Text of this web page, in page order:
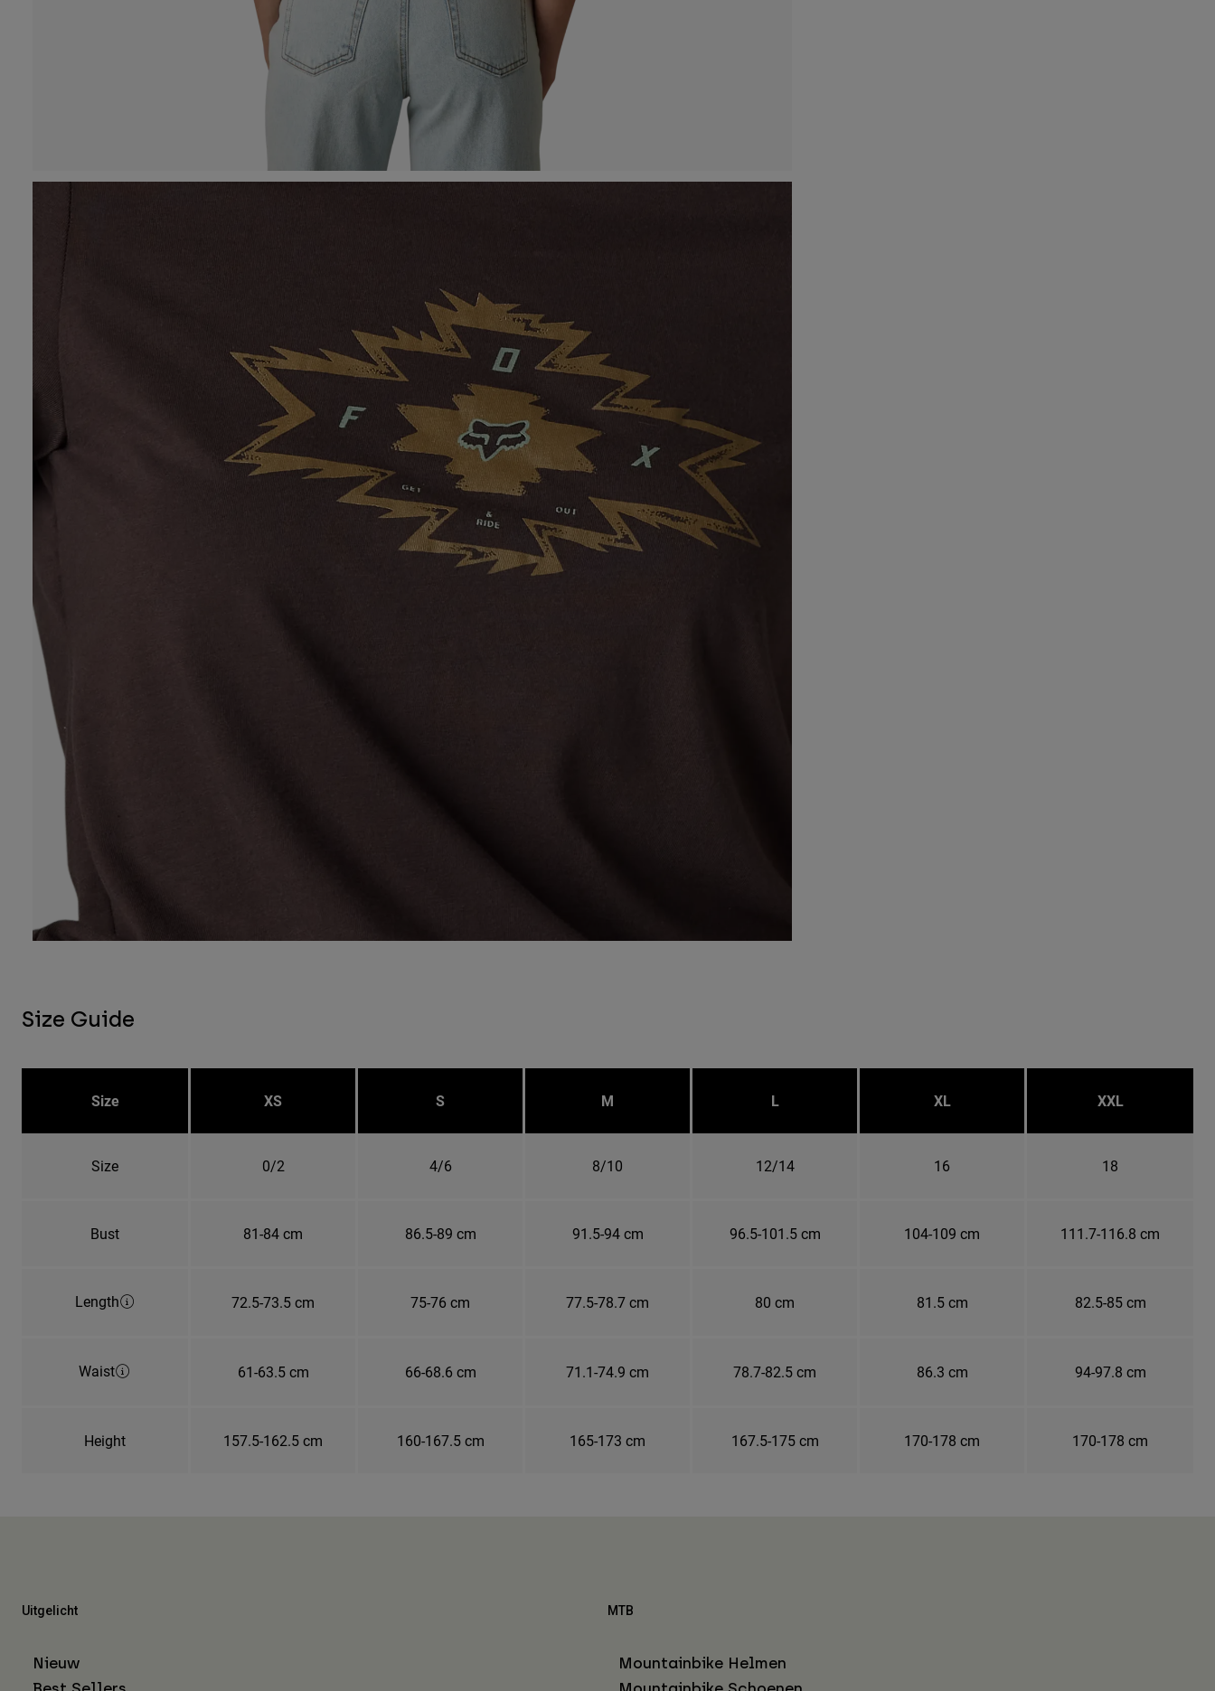
Size Guide
Size XS S M L XL XXL
Size 0/2 4/6 8/10 12/14 16 18
Bust 81-84 cm 86.5-89 cm 91.5-94 cm 96.5-101.5 cm 104-109 cm 111.7-116.8 cm
Length 72.5-73.5 cm 75-76 cm 77.5-78.7 cm 80 cm 81.5 cm 82.5-85 cm
Waist 61-63.5 cm 66-68.6 cm 71.1-74.9 cm 78.7-82.5 cm 86.3 cm 94-97.8 cm
Height 157.5-162.5 cm 160-167.5 cm 165-173 cm 167.5-175 cm 170-178 cm 170-178 cm
Uitgelicht
Nieuw
MTB
Mountainbike Helmen